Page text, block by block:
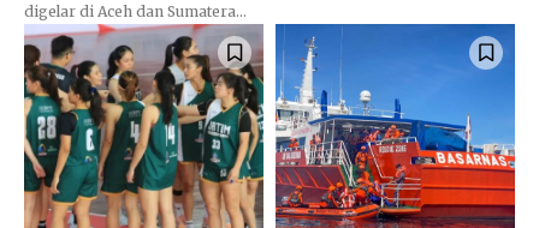
digelar di Aceh dan Sumatera...